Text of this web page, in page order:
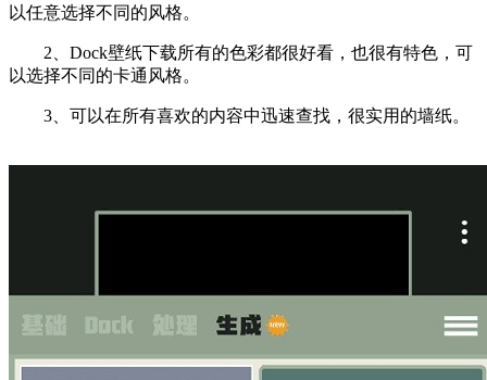
以任意选择不同的风格。
2、Dock壁纸下载所有的色彩都很好看，也很有特色，可
以选择不同的卡通风格。
3、可以在所有喜欢的内容中迅速查找，很实用的墙纸。